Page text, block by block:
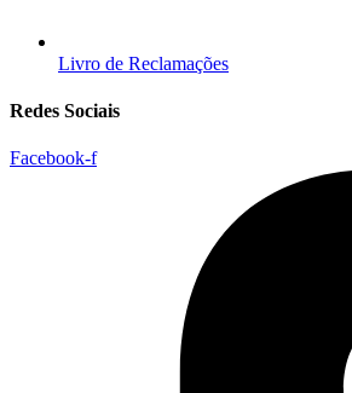
Livro de Reclamações
Redes Sociais
Facebook-f